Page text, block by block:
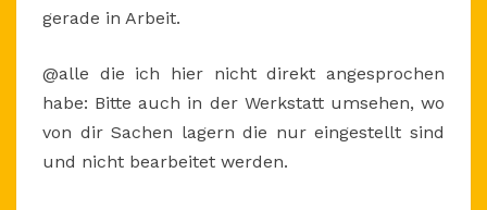
gerade in Arbeit.
@alle die ich hier nicht direkt angesprochen
habe: Bitte auch in der Werkstatt umsehen, wo
von dir Sachen lagern die nur eingestellt sind
und nicht bearbeitet werden.